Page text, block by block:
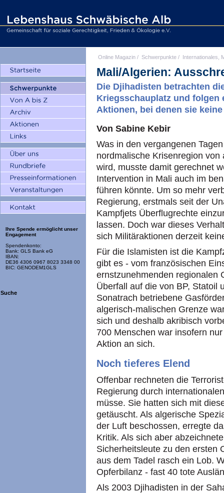
Ihre Spende ermöglicht unser
Engagement
Spendenkonto:
Bank: GLS Bank eG
IBAN:
DE36 4306 0967 8023 3348 00
BIC: GENODEM1GLS
Suche
Online Magazin / Schwerpunkte / Internationales,
Mali/Algerien:
Die Djihadisten betrachten
Kriegsschauplatz und folgen
Aktionen, bei denen sie
Von Sabine Kebir
Was in den vergangenen
nordmalische Krisenregion
wird, musste damit gerechnet
Intervention in Mali auch im
führen könnte. Um so mehr
Regierung, erstmals seit der
Kampfjets Überflugrechte
lassen. Doch war dieses
sich Militäraktionen derzeit
Für die Islamisten ist die
gibt es - vom französischen
ernstzunehmenden regionalen
Überfall auf die von BP, Statoil
Sonatrach betriebene
algerisch-malischen Grenze
sich und deshalb akribisch
700 Menschen war insofern
Aktion an sich.
Noch tieferes Elend
Offenbar rechneten die
Regierung durch
müsse. Sie hatten sich mit
getäuscht. Als algerische
der Luft beschossen, erregte
Kritik. Als sich aber
Sicherheitsleute zu den ersten
aus dem Tadel rasch ein Lob.
Opferbilanz - fast 40 tote
Als 2003 Djihadisten in der